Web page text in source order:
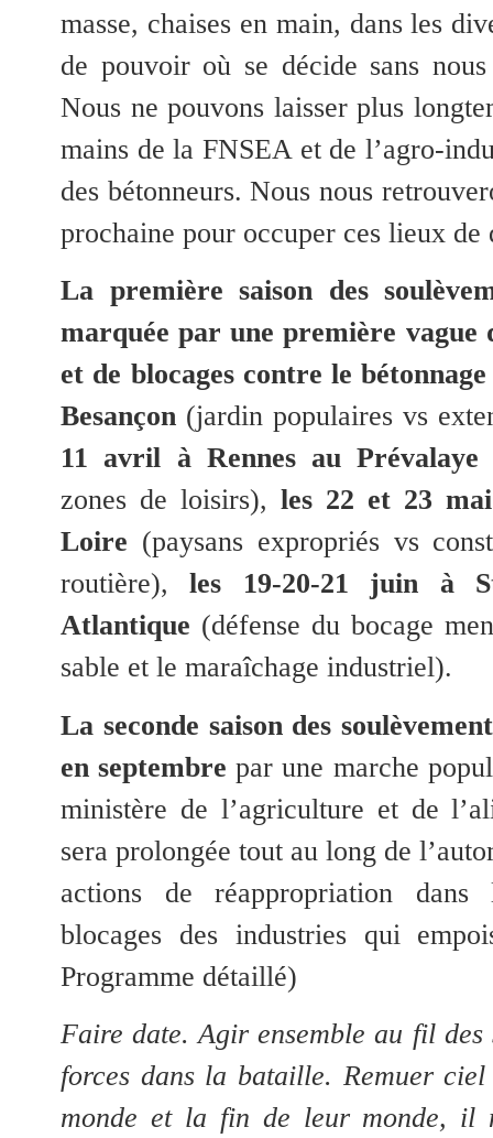
masse, chaises en main, dans les
de pouvoir où se décide sans
Nous ne pouvons laisser plus
mains de la FNSEA et de l’agro-
des bétonneurs. Nous nous
prochaine pour occuper ces lieux de
La première saison des
marquée par une première vague
et de blocages contre le
Besançon (jardin populaires vs
11 avril à Rennes au Prévalaye
zones de loisirs), les 22 et 23
Loire (paysans expropriés vs
routière),les 19-20-21 juin à
Atlantique (défense du bocage
sable et le maraîchage industriel).
La seconde saison des
en septembrepar une marche
ministère de l’agriculture et de
sera prolongée tout au long de
actions de réappropriation
blocages des industries qui
Programme détaillé)
Faire date. Agir ensemble au fil des
forces dans la bataille. Remuer
monde et la fin de leur monde, il